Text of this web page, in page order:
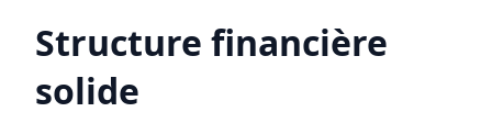
Structure financière
solide